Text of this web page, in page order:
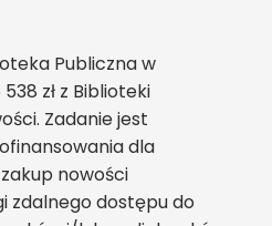
Publiczna w
zł z Biblioteki
Zadanie jest
dla
nowości
zdalnego dostępu do